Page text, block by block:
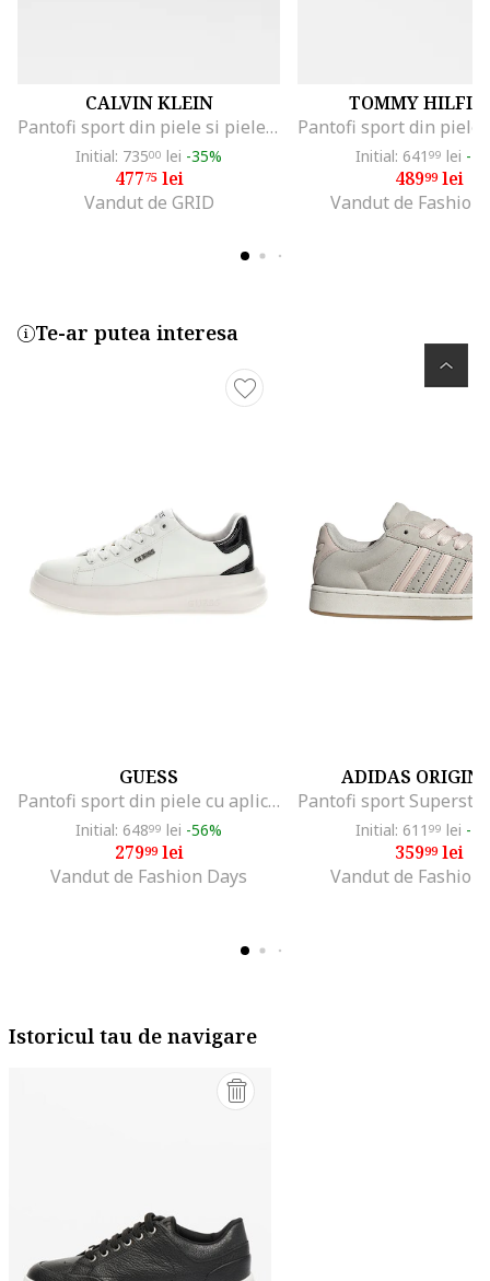
CALVIN KLEIN
Pantofi sport din piele si piele ecologica, Negru stins
Initial: 73500 lei -35%
47775lei
Vandut de GRID
TOMMY
Initial: 641 99 lei -
48999lei
Vandut de Fashion
Te-ar putea interesa
GUESS
Pantofi sport din piele cu aplicatie logo, Alb/Negru
Initial: 64899 lei -56%
27999lei
Vandut de Fashion Days
ADIDAS
Initial: 611 99 lei -
35999lei
Vandut de Fashion
Istoricul tau de navigare